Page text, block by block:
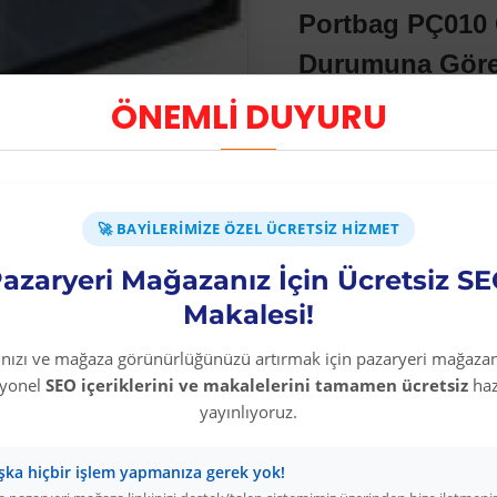
ÖNEMLİ DUYURU
🚀 BAYILERIMIZE ÖZEL ÜCRETSIZ HIZMET
Mağazanız İçin Ücretsiz
Makalesi!
ve mağaza görünürlüğünüzü artırmak için pazaryeri
SEO içeriklerini ve makalelerini tamamen ücretsiz
yayınlıyoruz.
hiçbir işlem yapmanıza gerek yok!
Portbag PÇ010
Durumuna
Diğer Kategori Ürünleri